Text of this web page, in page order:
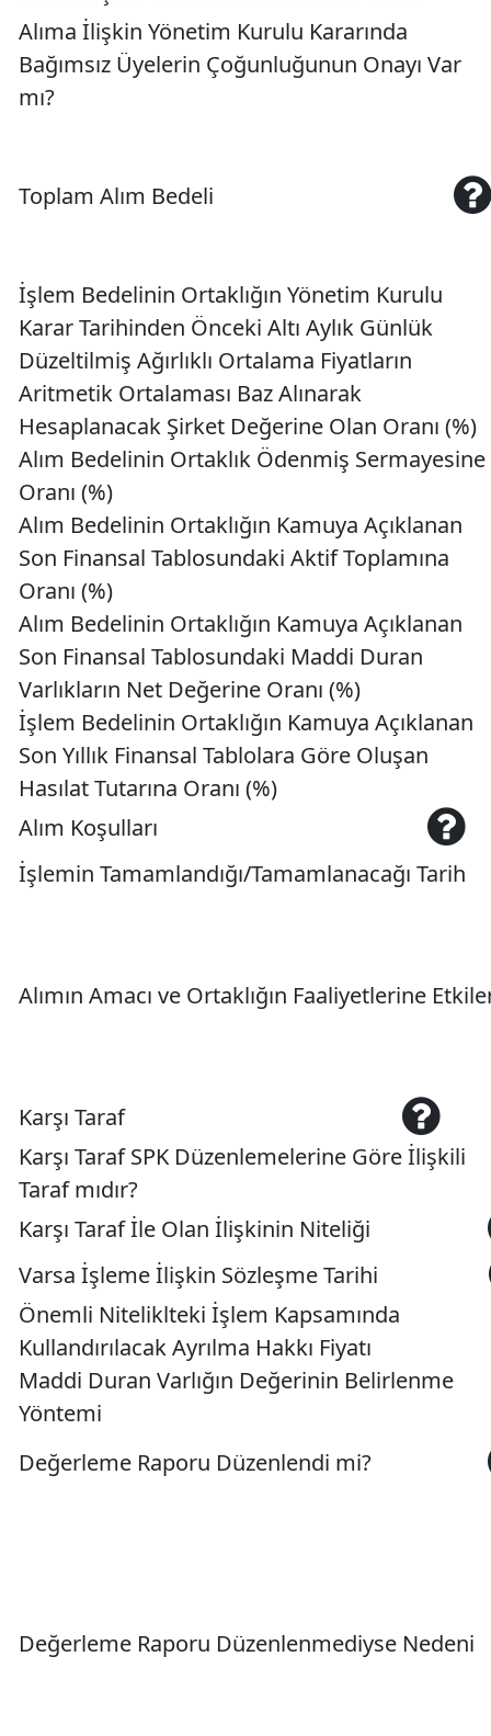
Alıma İlişkin Yönetim Kurulu Kararında
Bağımsız Üyelerin Çoğunluğunun Onayı Var
mı?
Toplam Alım Bedeli
İşlem Bedelinin Ortaklığın Yönetim Kurulu
Karar Tarihinden Önceki Altı Aylık Günlük
Düzeltilmiş Ağırlıklı Ortalama Fiyatların
Aritmetik Ortalaması Baz Alınarak
Hesaplanacak Şirket Değerine Olan Oranı (%)
Alım Bedelinin Ortaklık Ödenmiş Sermayesine
Oranı (%)
Alım Bedelinin Ortaklığın Kamuya Açıklanan
Son Finansal Tablosundaki Aktif Toplamına
Oranı (%)
Alım Bedelinin Ortaklığın Kamuya Açıklanan
Son Finansal Tablosundaki Maddi Duran
Varlıkların Net Değerine Oranı (%)
İşlem Bedelinin Ortaklığın Kamuya Açıklanan
Son Yıllık Finansal Tablolara Göre Oluşan
Hasılat Tutarına Oranı (%)
Alım Koşulları
İşlemin Tamamlandığı/Tamamlanacağı Tarih
Alımın Amacı ve Ortaklığın Faaliyetlerine
Karşı Taraf
Karşı Taraf SPK Düzenlemelerine Göre İlişkili
Taraf mıdır?
Karşı Taraf İle Olan İlişkinin Niteliği
Varsa İşleme İlişkin Sözleşme Tarihi
Önemli Niteliklteki İşlem Kapsamında
Kullandırılacak Ayrılma Hakkı Fiyatı
Maddi Duran Varlığın Değerinin Belirlenme
Yöntemi
Değerleme Raporu Düzenlendi mi?
Değerleme Raporu Düzenlenmediyse Nedeni